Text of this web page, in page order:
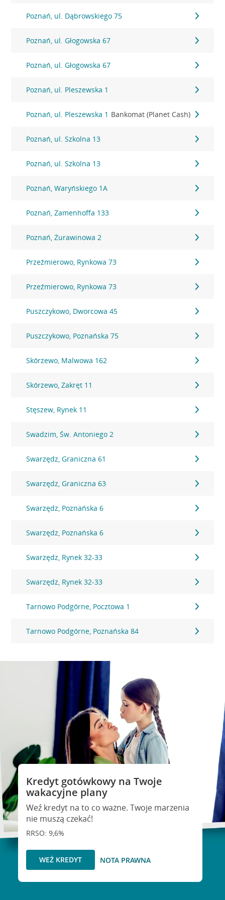
Poznań, ul. Dąbrowskiego 75
Poznań, ul. Głogowska 67
Poznań, ul. Głogowska 67
Poznań, ul. Pleszewska 1
Poznań, ul. Pleszewska 1 Bankomat (Planet Cash)
Poznań, ul. Szkolna 13
Poznań, ul. Szkolna 13
Poznań, Waryńskiego 1A
Poznań, Zamenhoffa 133
Poznań, Żurawinowa 2
Przeźmierowo, Rynkowa 73
Przeźmierowo, Rynkowa 73
Puszczykowo, Dworcowa 45
Puszczykowo, Poznańska 75
Skórzewo, Malwowa 162
Skórzewo, Zakręt 11
Stęszew, Rynek 11
Swadzim, Św. Antoniego 2
Swarzędz, Graniczna 61
Swarzędz, Graniczna 63
Swarzędz, Poznańska 6
Swarzędz, Poznańska 6
Swarzędz, Rynek 32-33
Swarzędz, Rynek 32-33
Tarnowo Podgórne, Pocztowa 1
Tarnowo Podgórne, Poznańska 84
Kredyt gotówkowy na Twoje
wakacyjne plany
Weź kredyt na to co ważne. Twoje marzenia
nie muszą czekać!
RRSO: 9,6%
WEŹ KREDYT NOTA PRAWNA